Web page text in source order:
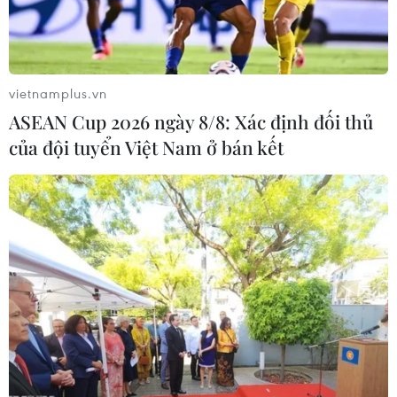
Vụ cháy tại Nga: Đã xác định một nữ công
dân Việt Nam bị bỏng nặng
08/01/2020 12:12
Đại sứ quán Việt Nam đã xác định đây là nữ công dân
Việt Nam, quê quán ở huyện Tân Sơn, tỉnh Phú Thọ, bị
bỏng nặng toàn thân (37%) và bỏng đường hô hấp.
vietnamplus.vn
ASEAN Cup 2026 ngày 8/8: Xác định đối thủ
của đội tuyển Việt Nam ở bán kết